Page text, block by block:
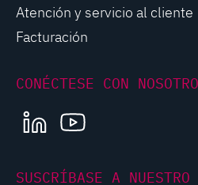
Atención y servicio al cliente
Facturación
CONÉCTESE CON
LINKEDINYOUTUBE
SUSCRÍBASE A